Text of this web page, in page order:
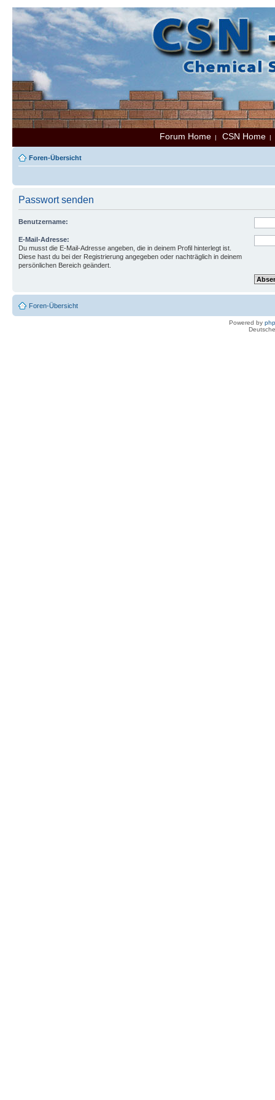
Forum Home | CSN Home
Foren-Übersicht
Passwort senden
Benutzername:
E-Mail-Adresse:
Du musst die E-Mail-Adresse angeben, die in deinem Profil hinterlegt ist.
Diese hast du bei der Registrierung angegeben oder nachträglich in deinem
persönlichen Bereich geändert.
Foren-Übersicht
Powered by